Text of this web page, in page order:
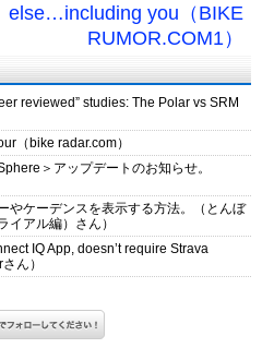
else…including you（BIKE
RUMOR.COM1）
reviewed” studies: The Polar vs SRM
（bike radar.com）
＞アップデートのお知らせ。
やケーデンスを表示する方法。（とんぼ
イアル編）さん）
IQ App, doesn’t require Strava
ん）